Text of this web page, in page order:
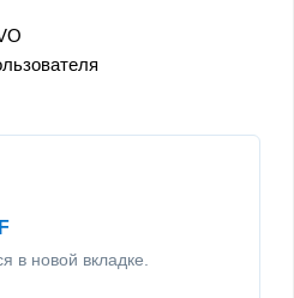
в новой вкладке.